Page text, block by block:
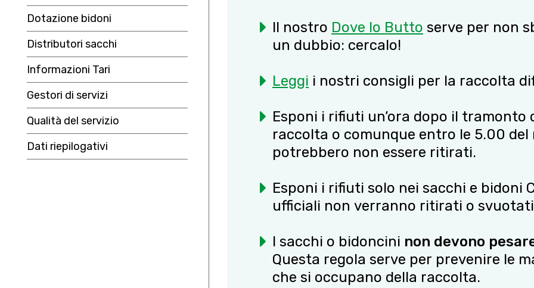
Dotazione bidoni
Distributori sacchi
Informazioni Tari
Gestori di servizi
Qualità del servizio
Dati riepilogativi
Il nostro Dove lo Butto serve per non
un dubbio: cercalo!
Leggi i nostri consigli per la raccolta
Esponi i rifiuti un’ora dopo il
raccolta o comunque entro le 5.00
potrebbero non essere ritirati.
Esponi i rifiuti solo nei sacchi e bidoni
ufficiali non verranno ritirati o
I sacchi o bidoncini non devono
Questa regola serve per prevenire le
che si occupano della raccolta.